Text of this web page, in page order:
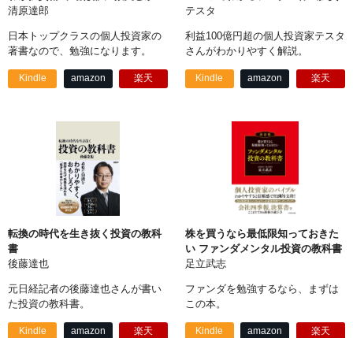
清原達郎
日本トップクラスの個人投資家の
著書なので、勉強になります。
Kindle amazon 楽天
テスタ
利益100億円超の個人投資家テスタ
さんがわかりやすく解説。
Kindle amazon 楽天
転換の時代を生き抜く投資の教科
書
後藤達也
元日経記者の後藤達也さんが書い
た投資の教科書。
Kindle amazon 楽天
株を買うなら最低限知っておきた
い ファンダメンタル投資の教科書
足立武志
ファンダを勉強するなら、まずは
この本。
Kindle amazon 楽天